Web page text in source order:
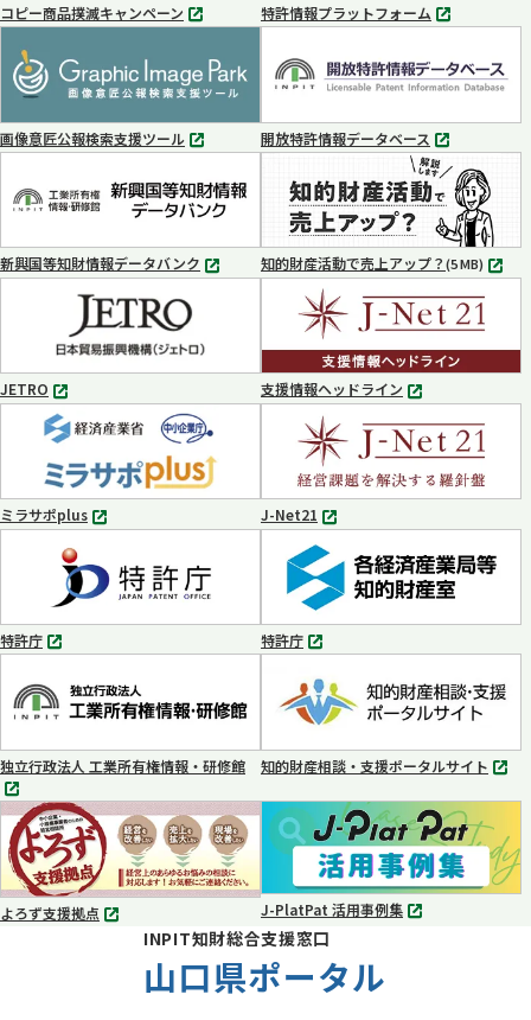
コピー商品撲滅キャンペーン
別
で
開
く
特許情報プラットフォーム
別
ブ
で
く
画像意匠公報検索支援ツール
別
ブ
で
く
開放特許情報データベース
別
タ
ブ
で
開
く
新興国等知財情報データバンク
別
開
く
知的財産活動で売上アップ？(5 MB) MP4
JETRO
別
タ
ブ
で
開
く
支援情報ヘッドライン
別
タ
ブ
で
開
く
ミラサポplus
別
ブ
で
開
く
J-Net21
別
タ
ブ
で
開
く
特許庁
別
ブ
で
く
特許庁
別
ブ
で
開
く
独立行政法人 工業所有権情報・研修館
別
タ
ブ
で
知的財産相談・支援ポータルサイト
別
タ
開
く
よろず支援拠点
別
J-PlatPat 活用事例集
別
INPIT知財総合支援窓口
山口県ポータル